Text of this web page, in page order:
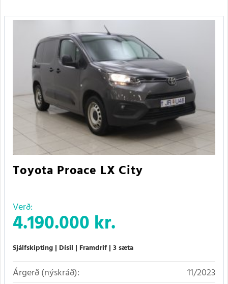
Toyota Proace LX City
Verð:
4.190.000 kr.
Sjálfskipting Dísil Framdrif 3 sæta
Árgerð (nýskráð):
11/2023